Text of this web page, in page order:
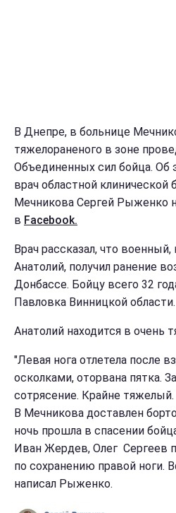
В Днепре, в больнице
тяжелораненого в зоне
Объединенных сил бойца. Об
врач областной
Мечникова Сергей Рыженко
в Facebook.
Врач рассказал, что военный,
Анатолий, получил ранение
Донбассе. Бойцу всего 32
Павловка Винницкой области.
Анатолий находится в очень
"Левая нога отлетела после
осколками, оторвана пятка.
сотрясение. Крайне
В Мечникова доставлен
ночь прошла в спасении
Иван Жердев, Олег Сергеев
по сохранению правой ноги.
написал Рыженко.